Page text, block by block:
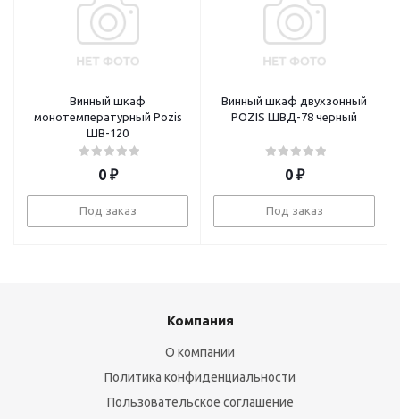
Винный шкаф
монотемпературный Pozis
ШВ-120
0₽
Под заказ
Винный шкаф двухзонный
POZIS ШВД-78 черный
0₽
Под заказ
Компания
О компании
Политика конфиденциальности
Пользовательское соглашение